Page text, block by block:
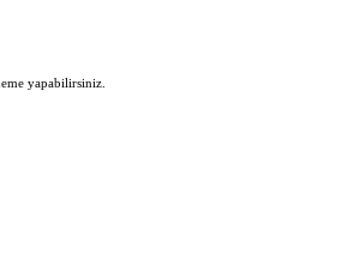
yapabilirsiniz.